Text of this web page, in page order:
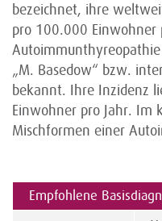
bezeichnet, ihre
pro 100.000 Einwohner
„M. Basedow“ bzw.
bekannt. Ihre Inzidenz
Einwohner pro Jahr. Im
Mischformen einer
Empfohlene